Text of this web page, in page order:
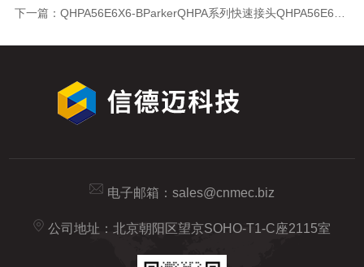
下一篇： QHPA56E6X6-BParkerQHPA系列快速接头QHPA56E6X6-B
电子邮箱： sales@cnmec.biz
公司地址：北京朝阳区望京SOHO-T1-C座2115室